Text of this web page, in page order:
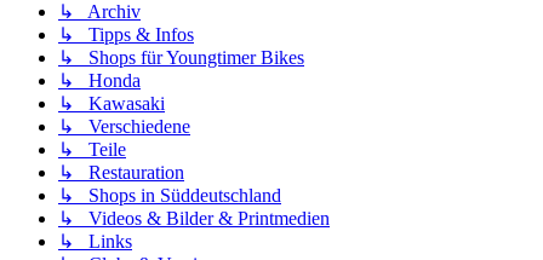
↳ Archiv
↳ Tipps & Infos
↳ Shops für Youngtimer Bikes
↳ Honda
↳ Kawasaki
↳ Verschiedene
↳ Teile
↳ Restauration
↳ Shops in Süddeutschland
↳ Videos & Bilder & Printmedien
↳ Links